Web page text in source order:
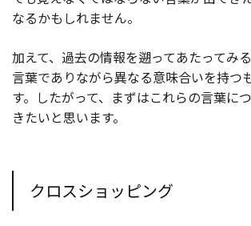
なるかもしれません。
加えて、過去の情報を遡ってあたってみ
言葉でありながら異なる意味合いを持つ
す。したがって、まずはこれらの言葉に
きたいと思います。
クロスショッピング